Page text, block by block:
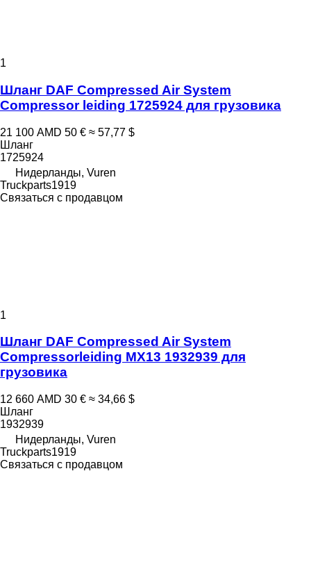
1
Шланг DAF Compressed Air System
Compressor leiding 1725924 для грузовика
21 100 AMD 50 € ≈ 57,77 $
Шланг
1725924
Нидерланды, Vuren
Truckparts1919
Связаться с продавцом
1
Шланг DAF Compressed Air System
Compressorleiding MX13 1932939 для
грузовика
12 660 AMD 30 € ≈ 34,66 $
Шланг
1932939
Нидерланды, Vuren
Truckparts1919
Связаться с продавцом